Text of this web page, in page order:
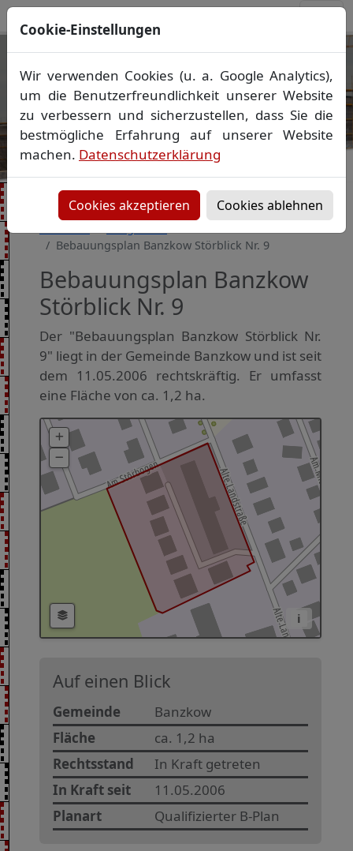
Ihr Vermessungsbüro in
Mecklenburg-Vorpommern
Wir vermessen Ihr Grundstück
Lageplan Absteckung▪Bauvermessung ▪
Gebäudeeinmessung
Grenzfeststellung▪Amtliche Auskünfte und
Vorheriges Bild
Bebauungsplan Banzkow Störblick Nr. 9
Bebauungsplan Banzkow
Störblick Nr. 9
Der "Bebauungsplan Banzkow Störblick Nr.
9" liegt in der Gemeinde Banzkow und ist seit
dem 11.05.2006 rechtskräftig. Er umfasst
eine Fläche von ca. 1,2 ha.
i
Auf einen Blick
Gemeinde
Banzkow
Fläche
ca. 1,2 ha
Rechtsstand
In Kraft getreten
In Kraft seit
11.05.2006
Planart
Qualifizierter B-Plan
Cookie-Einstellungen
Wir verwenden Cookies (u. a. Google Analytics),
um die Benutzerfreundlichkeit unserer Website
zu verbessern und sicherzustellen, dass Sie die
bestmögliche Erfahrung auf unserer Website
machen. Datenschutzerklärung
Cookies akzeptieren Cookies ablehnen